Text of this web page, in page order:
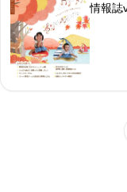
情報誌